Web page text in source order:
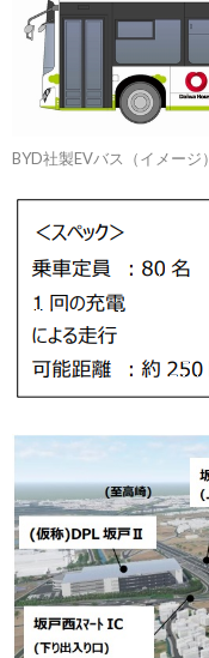
BYD社製EVバス（イメージ）